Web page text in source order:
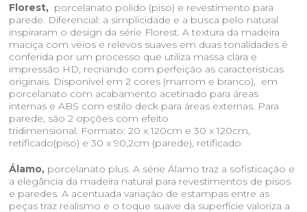
Florest, porcelanato polido (piso) e revestimento para
parede. Diferencial: a simplicidade e a busca pelo natural
inspiraram o design da série Florest. A textura da madeira
maciça com veios e relevos suaves em duas tonalidades é
conferida por um processo que utiliza massa clara e
impressão HD, recriando com perfeição as características
originais. Disponível em 2 cores (marrom e branco), em
porcelanato com acabamento acetinado para áreas
internas e ABS com estilo deck para áreas externas. Para
parede, são 2 opções com efeito
tridimensional. Formato: 20 x 120cm e 30 x 120cm,
retificado(piso) e 30 x 90,2cm (parede), retificado
Álamo, porcelanato plus. A série Álamo traz a sofisticação e
a elegância da madeira natural para revestimentos de pisos
e paredes. A acentuada variação de estampas entre as
peças traz realismo e o toque suave da superfície valoriza a